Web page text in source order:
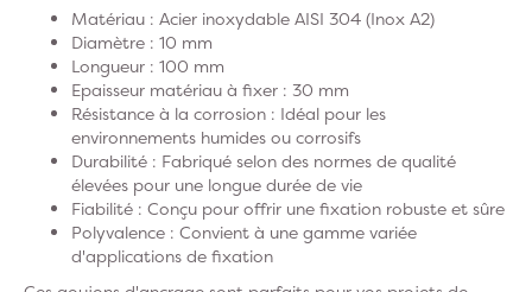
Matériau : Acier inoxydable AISI 304 (Inox A2)
Diamètre : 10 mm
Longueur : 100 mm
Epaisseur matériau à fixer : 30 mm
Résistance à la corrosion : Idéal pour les
environnements humides ou corrosifs
Durabilité : Fabriqué selon des normes de qualité
élevées pour une longue durée de vie
Fiabilité : Conçu pour offrir une fixation robuste et sûre
Polyvalence : Convient à une gamme variée
d'applications de fixation